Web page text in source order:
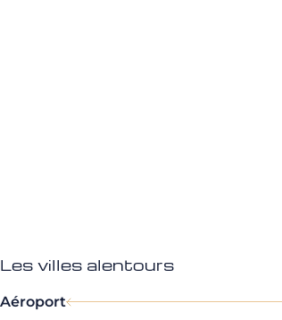
Les villes alentours
Aéroport